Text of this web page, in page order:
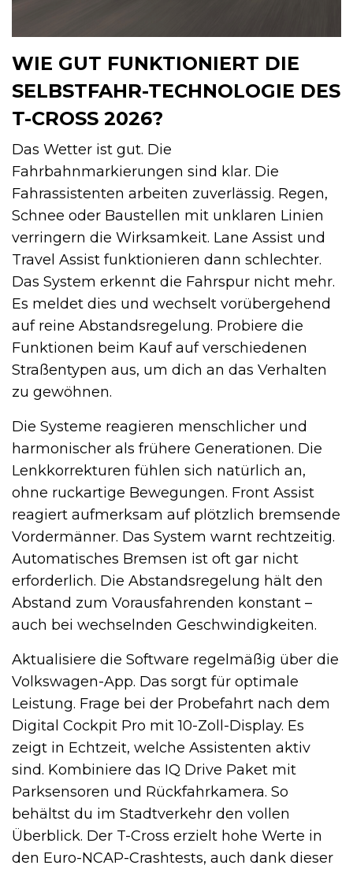
WIE GUT FUNKTIONIERT DIE
SELBSTFAHR-TECHNOLOGIE DES
T-CROSS 2026?
Das Wetter ist gut. Die
Fahrbahnmarkierungen sind klar. Die
Fahrassistenten arbeiten zuverlässig. Regen,
Schnee oder Baustellen mit unklaren Linien
verringern die Wirksamkeit. Lane Assist und
Travel Assist funktionieren dann schlechter.
Das System erkennt die Fahrspur nicht mehr.
Es meldet dies und wechselt vorübergehend
auf reine Abstandsregelung. Probiere die
Funktionen beim Kauf auf verschiedenen
Straßentypen aus, um dich an das Verhalten
zu gewöhnen.
Die Systeme reagieren menschlicher und
harmonischer als frühere Generationen. Die
Lenkkorrekturen fühlen sich natürlich an,
ohne ruckartige Bewegungen. Front Assist
reagiert aufmerksam auf plötzlich bremsende
Vordermänner. Das System warnt rechtzeitig.
Automatisches Bremsen ist oft gar nicht
erforderlich. Die Abstandsregelung hält den
Abstand zum Vorausfahrenden konstant –
auch bei wechselnden Geschwindigkeiten.
Aktualisiere die Software regelmäßig über die
Volkswagen-App. Das sorgt für optimale
Leistung. Frage bei der Probefahrt nach dem
Digital Cockpit Pro mit 10-Zoll-Display. Es
zeigt in Echtzeit, welche Assistenten aktiv
sind. Kombiniere das IQ Drive Paket mit
Parksensoren und Rückfahrkamera. So
behältst du im Stadtverkehr den vollen
Überblick. Der T-Cross erzielt hohe Werte in
den Euro-NCAP-Crashtests, auch dank dieser